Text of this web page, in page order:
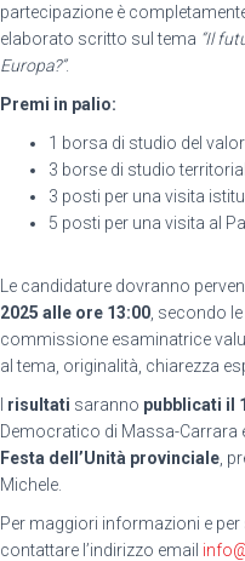
partecipazione è
elaborato scritto sul tema “Il
Europa?”.
Premi in palio:
1 borsa di studio del
3 borse di studio
3 posti per una visita
5 posti per una visita al
Le candidature dovranno
2025 alle ore 13:00 , secondo
commissione esaminatrice
al tema, originalità, chiarezza
risultati saranno pubblicati il
Democratico di Massa-Carrara
Festa dell’Unità provinciale ,
Michele.
Per maggiori informazioni e
contattare l’indirizzo email